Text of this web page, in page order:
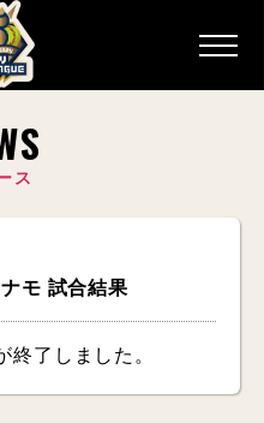
ス
モ 試合結果
終了しました。